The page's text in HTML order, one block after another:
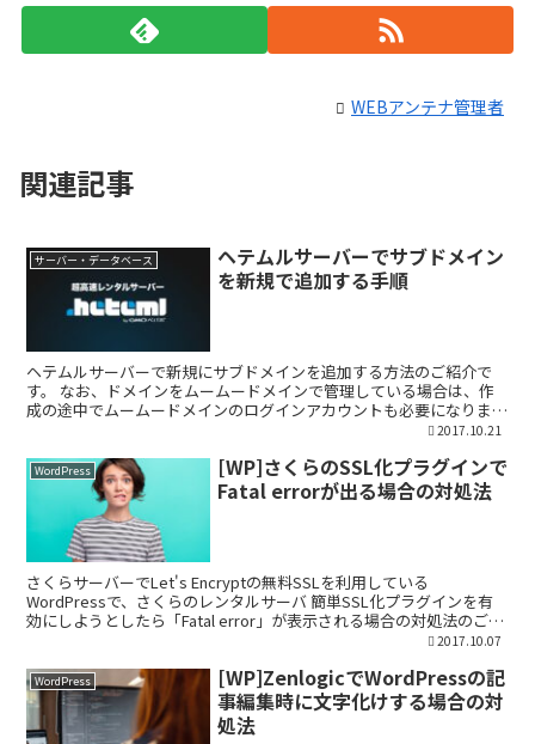
WEBアンテナ管理者
関連記事
サーバー・データベース
ヘテムルサーバーでサブドメイン
を新規で追加する手順
ヘテムルサーバーで新規にサブドメインを追加する方法のご紹介で
す。 なお、ドメインをムームードメインで管理している場合は、作
成の途中でムームードメインのログインアカウントも必要になります
ので、事前に用意しておきます。 ヘテムルサーバーでサブド...2017.10.21
WordPress
[WP]さくらのSSL化プラグインで
Fatal errorが出る場合の対処法
さくらサーバーでLet's Encryptの無料SSLを利用している
WordPressで、さくらのレンタルサーバ 簡単SSL化プラグインを有
効にしようとしたら「Fatal error」が表示される場合の対処法のご紹
2017.10.07
WordPress
[WP]ZenlogicでWordPressの記
事編集時に文字化けする場合の対
処法